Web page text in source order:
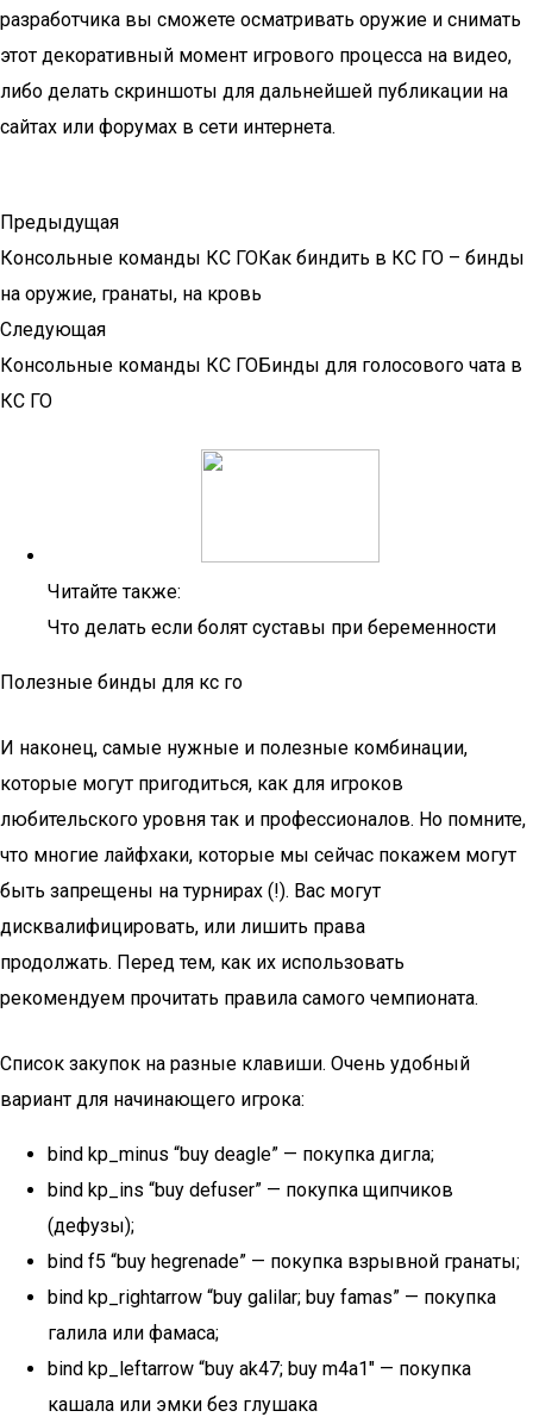
разработчика вы сможете осматривать оружие и снимать
этот декоративный момент игрового процесса на видео,
либо делать скриншоты для дальнейшей публикации на
сайтах или форумах в сети интернета.
Предыдущая
Консольные команды КС ГОКак биндить в КС ГО – бинды
на оружие, гранаты, на кровь
Следующая
Консольные команды КС ГОБинды для голосового чата в
КС ГО
Читайте также:
Что делать если болят суставы при беременности
Полезные бинды для кс го
И наконец, самые нужные и полезные комбинации,
которые могут пригодиться, как для игроков
любительского уровня так и профессионалов. Но помните,
что многие лайфхаки, которые мы сейчас покажем могут
быть запрещены на турнирах (!). Вас могут
дисквалифицировать, или лишить права
продолжать. Перед тем, как их использовать
рекомендуем прочитать правила самого чемпионата.
Список закупок на разные клавиши. Очень удобный
вариант для начинающего игрока:
bind kp_minus “buy deagle” — покупка дигла;
bind kp_ins “buy defuser” — покупка щипчиков
(дефузы);
bind f5 “buy hegrenade” — покупка взрывной гранаты;
bind kp_rightarrow “buy galilar; buy famas” — покупка
галила или фамаса;
bind kp_leftarrow “buy ak47; buy m4a1″ — покупка
кашала или эмки без глушака